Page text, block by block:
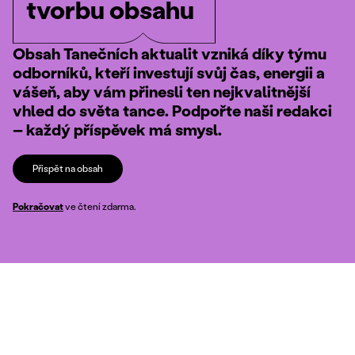
tvorbu obsahu
Obsah Tanečních aktualit vzniká díky týmu
odborníků, kteří investují svůj čas, energii a
vášeň, aby vám přinesli ten nejkvalitnější
vhled do světa tance. Podpořte naši redakci
– každý příspěvek má smysl.
Přispět na obsah
Pokračovatve čtení zdarma.